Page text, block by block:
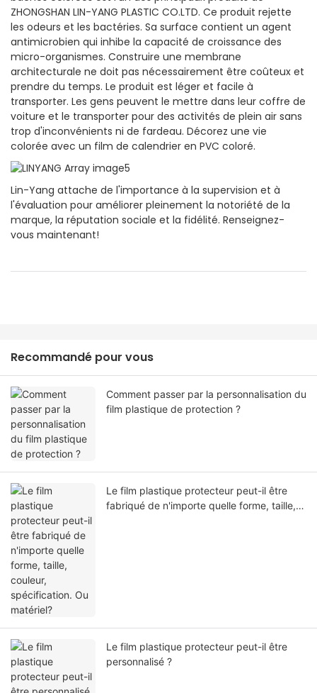
ZHONGSHAN LIN-YANG PLASTIC CO.LTD. Ce produit rejette
les odeurs et les bactéries. Sa surface contient un agent
antimicrobien qui inhibe la capacité de croissance des
micro-organismes. Construire une membrane
architecturale ne doit pas nécessairement être coûteux et
prendre du temps. Le produit est léger et facile à
transporter. Les gens peuvent le mettre dans leur coffre de
voiture et le transporter pour des activités de plein air sans
trop d'inconvénients ni de fardeau. Décorez une vie
colorée avec un film de calendrier en PVC coloré.
Lin-Yang attache de l'importance à la supervision et à
l'évaluation pour améliorer pleinement la notoriété de la
marque, la réputation sociale et la fidélité. Renseignez-
vous maintenant!
Recommandé pour vous
Comment passer par la personnalisation du
film plastique de protection ?
Le film plastique protecteur peut-il être
fabriqué de n'importe quelle forme, taille,
Le film plastique protecteur peut-il être
personnalisé ?